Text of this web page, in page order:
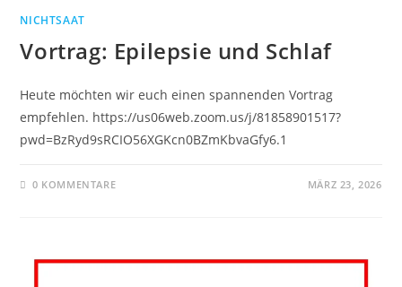
NICHTSAAT
Vortrag: Epilepsie und Schlaf
Heute möchten wir euch einen spannenden Vortrag
empfehlen. https://us06web.zoom.us/j/81858901517?
pwd=BzRyd9sRCIO56XGKcn0BZmKbvaGfy6.1
0 KOMMENTARE MÄRZ 23, 2026